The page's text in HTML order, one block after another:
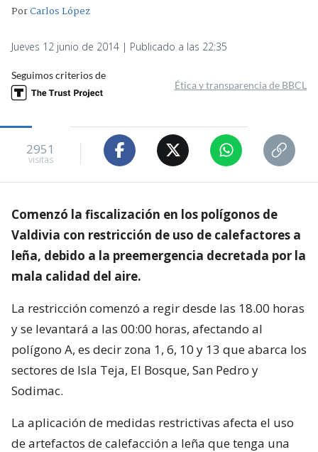
PorCarlos López
Jueves 12 junio de 2014 | Publicado a las 22:35
Seguimos criterios de
Ética y transparencia de BBCL
2951
visitas
Comenzó la fiscalización en los polígonos de
Valdivia con restricción de uso de calefactores a
leña, debido a la preemergencia decretada por la
mala calidad del aire.
La restricción comenzó a regir desde las 18.00 horas
y se levantará a las 00:00 horas, afectando al
polígono A, es decir zona 1, 6, 10 y 13 que abarca los
sectores de Isla Teja, El Bosque, San Pedro y
Sodimac.
La aplicación de medidas restrictivas afecta el uso
de artefactos de calefacción a leña que tenga una